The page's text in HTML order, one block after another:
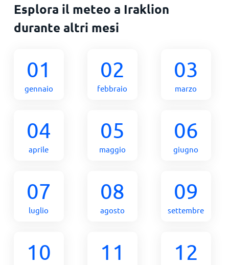
Esplora il meteo a Iraklion
durante altri mesi
01
gennaio
02
febbraio
03
marzo
04
aprile
05
maggio
06
giugno
07
luglio
08
agosto
09
settembre
10 11 12